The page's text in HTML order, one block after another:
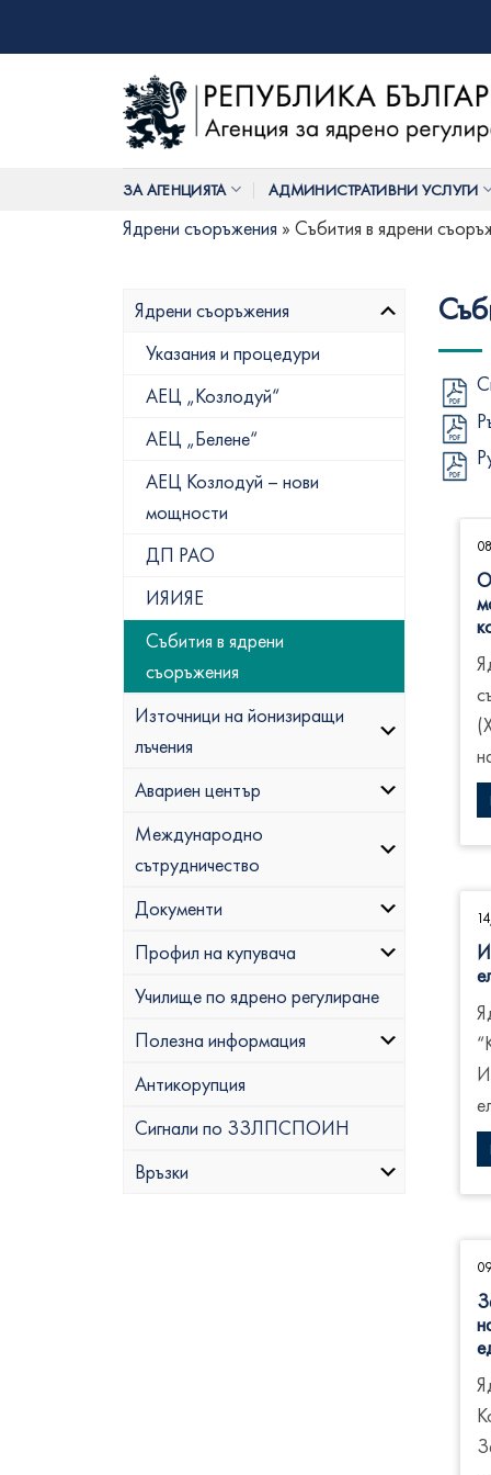
ЗА АГЕНЦИЯТА АДМИНИСТРАТИВНИ УСЛУГИ
Ядрени съоръжения » Събития в ядрени
Ядрени съоръжения
Указания и процедури
АЕЦ „Козлодуй“
АЕЦ „Белене“
АЕЦ Козлодуй – нови
мощности
ДП РАО
ИЯИЯЕ
Събития в ядрени
съоръжения
Източници на йонизиращи
лъчения
Авариен център
Международно
сътрудничество
Документи
Профил на купувача
Училище по ядрено регулиране
Полезна информация
Антикорупция
Сигнали по ЗЗЛПСПОИН
Връзки